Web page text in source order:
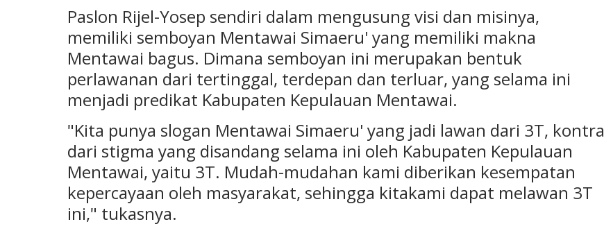
Paslon Rijel-Yosep sendiri dalam mengusung visi dan misinya,
memiliki semboyan Mentawai Simaeru' yang memiliki makna
Mentawai bagus. Dimana semboyan ini merupakan bentuk
perlawanan dari tertinggal, terdepan dan terluar, yang selama ini
menjadi predikat Kabupaten Kepulauan Mentawai.
"Kita punya slogan Mentawai Simaeru' yang jadi lawan dari 3T, kontra
dari stigma yang disandang selama ini oleh Kabupaten Kepulauan
Mentawai, yaitu 3T. Mudah-mudahan kami diberikan kesempatan
kepercayaan oleh masyarakat, sehingga kitakami dapat melawan 3T
ini," tukasnya.